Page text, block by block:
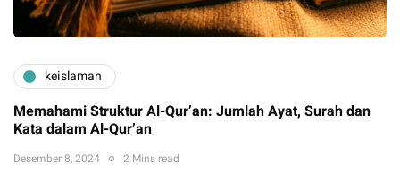
keislaman
Memahami Struktur Al-Qur’an: Jumlah Ayat, Surah dan
Kata dalam Al-Qur’an
Desember 8, 2024 2 Mins read